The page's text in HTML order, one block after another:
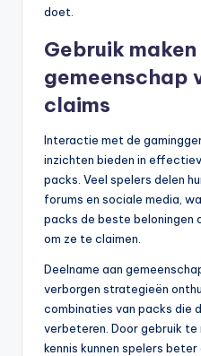
doet.
Gebruik
gemeenschap
claims
Interactie met de
inzichten bieden in
packs. Veel spelers delen
forums en sociale media,
packs de beste beloningen
om ze te claimen.
Deelname aan
verborgen strategieën
combinaties van packs die
verbeteren. Door gebruik
kennis kunnen spelers